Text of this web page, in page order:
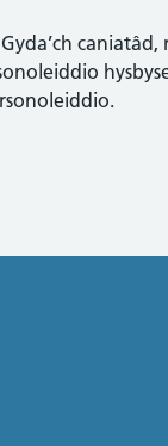
caniatâd,